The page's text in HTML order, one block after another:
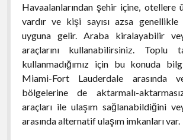
Havaalanlarından şehir içine, otellere
vardır ve kişi sayısı azsa
uyguna gelir. Araba kiralayabilir
araçlarını kullanabilirsiniz. Toplu
kullanmadığımız için bu konuda
Miami-Fort Lauderdale arasında
bölgelerine de aktarmalı-
araçları ile ulaşım sağlanabildiğini
arasında alternatif ulaşım imkanları var.